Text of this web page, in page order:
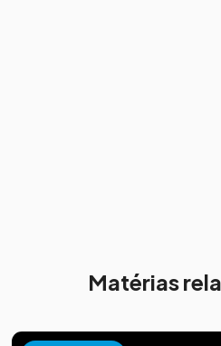
Matérias